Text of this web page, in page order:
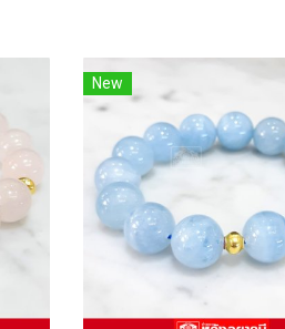
New